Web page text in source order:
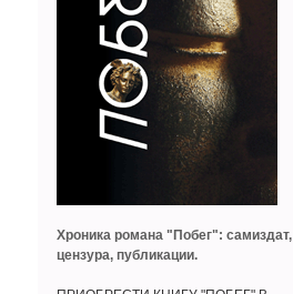
Хроника романа "Побег": самиздат,
цензура, публикации.